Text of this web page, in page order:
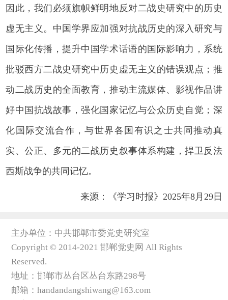
因此，我们必须旗帜鲜明地反对二战史研究中的历史
虚无主义。中国学界应加强对抗战历史的深入研究与
国际化传播，提升中国学术话语的国际影响力，系统
批驳西方二战史研究中历史虚无主义的错误观点；推
动二战历史的全面教育，推动主流媒体、影视作品讲
好中国抗战故事，强化国家记忆与公众历史自觉；深
化国际交流合作，与世界各国有识之士共同推动真
实、公正、多元的二战历史叙事体系构建，捍卫反法
西斯战争的共同记忆。
来源：《学习时报》2025年8月29日
主办单位：中共邯郸市委党史研究室
Copyright © 2014-2021 邯郸党史网 All Rights
Reserved.
地址：邯郸市丛台区丛台东路298号
邮箱：handandangshiwang@163.com